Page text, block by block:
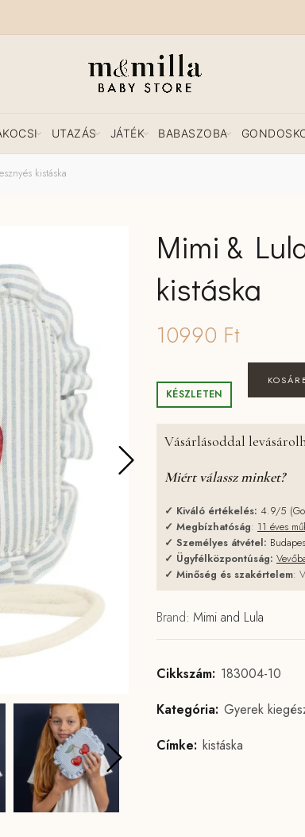
UTAZÁS JÁTÉK BABASZOBA
kistáska
Mimi &
kistáska
10990 Ft
KÉSZLETEN
Vásárlásoddal
Miért válassz minket?
✓ Kiváló értékelés: 4.9/5
✓ Megbízhatóság: 11 éves
✓ Személyes átvétel:
✓ Ügyfélközpontúság:
✓ Minőség és szakértelem:
Brand: Mimi and Lula
Cikkszám: 183004-10
Kategória: Gyerek
Címke: kistáska